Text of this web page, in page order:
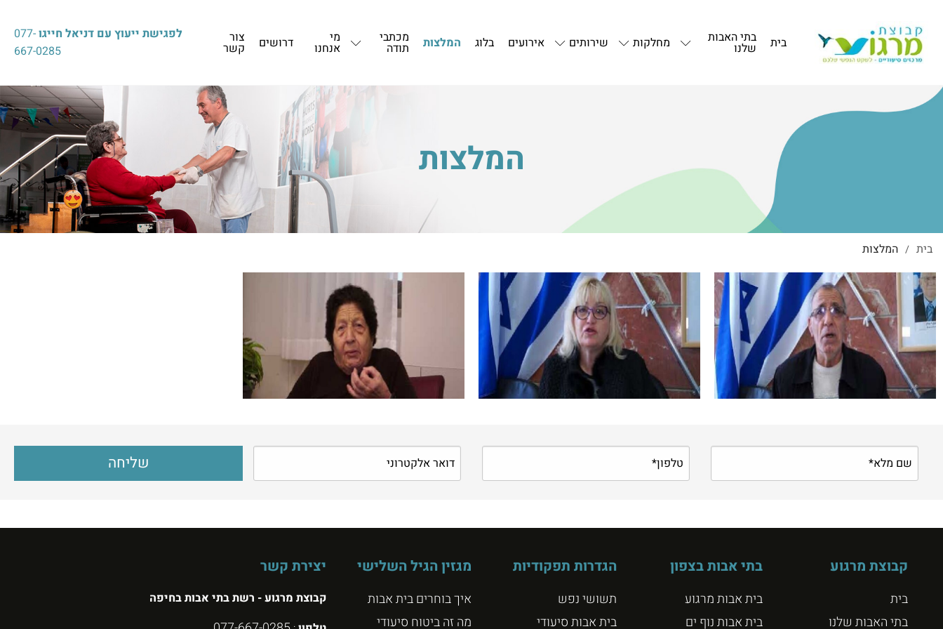
בית בתי האבות
שלנו מחלקות שירותים אירועים בלוג המלצות מכתבי
תודה
מי
אנחנו דרושים צור
קשר
לפגישת ייעוץ עם דניאל חייגו077-
667-0285
המלצות
בית / המלצות
קבוצת מרגוע
בית
בתי האבות שלנו
בתי אבות בצפון
בית אבות מרגוע
בית אבות נוף ים
הגדרות תפקודיות
תשושי נפש
בית אבות סיעודי
מגזין הגיל השלישי
איך בוחרים בית אבות
מה זה ביטוח סיעודי
יצירת קשר
קבוצת מרגוע - רשת בתי אבות בחיפה